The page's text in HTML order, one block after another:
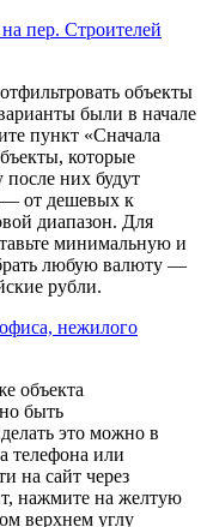
пер. Строителей
объекты
были в начале
пункт «Сначала
которые
после них будут
— от дешевых к
диапазон. Для
минимальную и
любую валюту —
рубли.
нежилого
объекта
быть
это можно в
телефона или
на сайт через
нажмите на желтую
верхнем углу